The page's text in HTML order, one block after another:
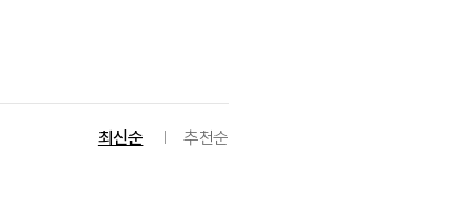
최신순 추천순